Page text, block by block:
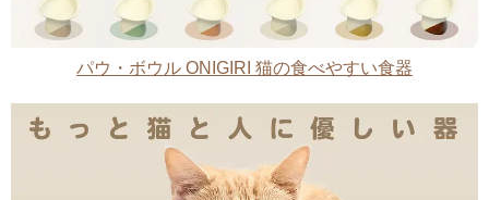
パウ・ボウル ONIGIRI 猫の食べやすい食器